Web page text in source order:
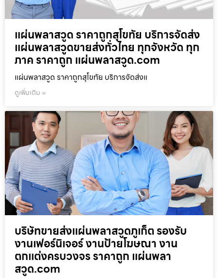
แผ่นพลาสวูด ราคาถูกสุโขทัย บริการจัดส่ง
แผ่นพลาสวูดขายส่งทั่วไทย ทุกจังหวัด ทุก
ภาค ราคาถูก แผ่นพลาสวูด.com
แผ่นพลาสวูด ราคาถูกสุโขทัย บริการจัดส่งแ
ดูเพิ่มเติม »
บริษัทขายส่งแผ่นพลาสวูดภูเก็ต รองรับ
งานเฟอร์นิเจอร์ งานป้ายโฆษณา งาน
ตกแต่งครบวงจร ราคาถูก แผ่นพลา
สวูด.com